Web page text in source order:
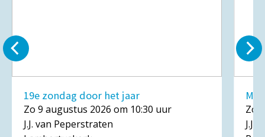
19e zondag door het jaar
Zo 9 augustus 2026 om 10:30 uur
J.J. van Peperstraten
Zo
J.J.